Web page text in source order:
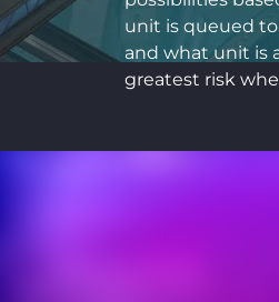
unit is queued
and what unit is
greatest risk